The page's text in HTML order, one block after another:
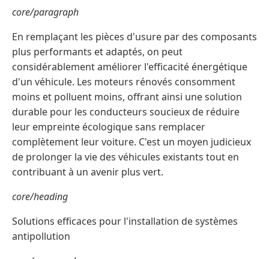
core/paragraph
En remplaçant les pièces d'usure par des composants
plus performants et adaptés, on peut
considérablement améliorer l'efficacité énergétique
d'un véhicule. Les moteurs rénovés consomment
moins et polluent moins, offrant ainsi une solution
durable pour les conducteurs soucieux de réduire
leur empreinte écologique sans remplacer
complètement leur voiture. C'est un moyen judicieux
de prolonger la vie des véhicules existants tout en
contribuant à un avenir plus vert.
core/heading
Solutions efficaces pour l'installation de systèmes
antipollution